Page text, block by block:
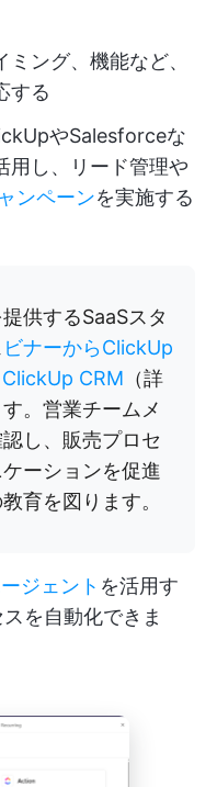
ミング、機能など、
する
やSalesforceな
用し、リード管理や
ンペーンを実施する
供するSaaSスタ
ビナーからClickUp
ClickUp CRM （詳
。営業チームメ
し、販売プロセ
ーションを促進
育を図ります。
ジェント を活用す
を自動化できま